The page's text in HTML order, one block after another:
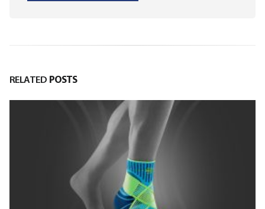
RELATED POSTS